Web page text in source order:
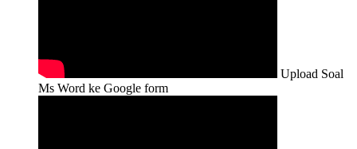
Upload Soal
Ms Word ke Google form